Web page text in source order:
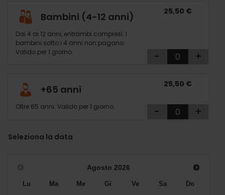
Bambini (4-12 anni)
Dai 4 ai 12 anni, entrambi compresi. I
bambini sotto i 4 anni non pagano.
Valido per 1 giorno.
25,50 €
- +
+65 anni
Oltre 65 anni. Valido per 1 giorno.
25,50 €
- +
Seleziona la data
Agosto 2026
Lu Ma Me Gi Ve Sa Do